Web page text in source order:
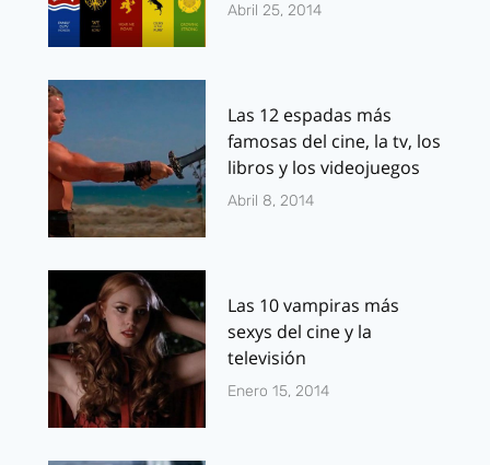
Abril 25, 2014
Las 12 espadas más
famosas del cine, la tv, los
libros y los videojuegos
Abril 8, 2014
Las 10 vampiras más
sexys del cine y la
televisión
Enero 15, 2014